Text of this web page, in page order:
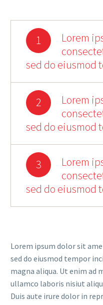
1
Lorem
sed do eiusmod
2
Lorem
sed do eiusmod
3
Lorem
sed do eiusmod
Lorem ipsum dolor sit
sed do eiusmod tempor
magna aliqua. Ut enim ad
ullamco laboris nisiut
Duis aute irure dolor in